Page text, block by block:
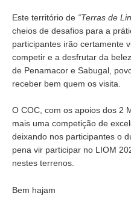
Este território de “Terras de
cheios de desafios para a
participantes irão certamente
competir e a desfrutar da
de Penamacor e Sabugal,
receber bem quem os visita.
O COC, com os apoios dos 2
mais uma competição de
deixando nos participantes o
pena vir participar no LIOM
nestes terrenos.
Bem hajam